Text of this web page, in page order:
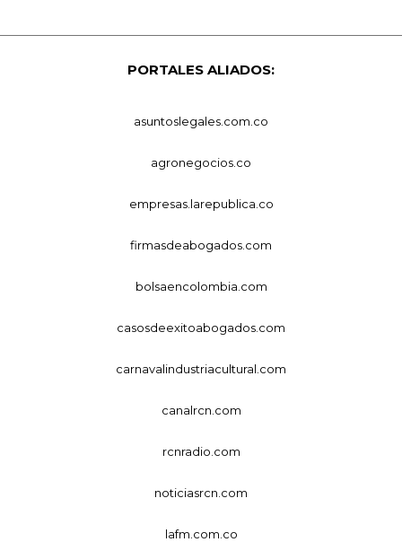
PORTALES ALIADOS:
asuntoslegales.com.co
agronegocios.co
empresas.larepublica.co
firmasdeabogados.com
bolsaencolombia.com
casosdeexitoabogados.com
carnavalindustriacultural.com
canalrcn.com
rcnradio.com
noticiasrcn.com
lafm.com.co